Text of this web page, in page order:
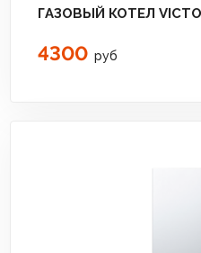
ГАЗОВЫЙ КОТЕЛ
4300 руб